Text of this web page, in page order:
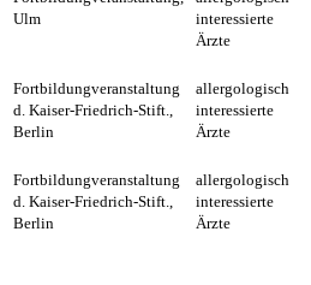
Ulm
interessierte
Ärzte
Fortbildungveranstaltung
d. Kaiser-Friedrich-Stift.,
Berlin
allergologisch
interessierte
Ärzte
Fortbildungveranstaltung
d. Kaiser-Friedrich-Stift.,
Berlin
allergologisch
interessierte
Ärzte